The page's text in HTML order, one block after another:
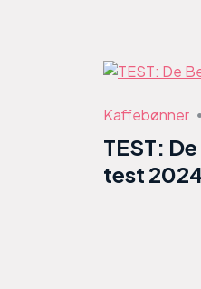
Kaffebønner ●
TEST:
test